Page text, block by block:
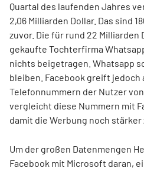
Quartal des laufenden Jahres
2,06 Milliarden Dollar. Das sind
zuvor. Die für rund 22 Milliarden
gekaufte Tochterfirma
nichts beigetragen. Whatsapp
bleiben. Facebook greift jedoch
Telefonnummern der Nutzer
vergleicht diese Nummern mit
damit die Werbung noch stärker
Um der großen Datenmengen
Facebook mit Microsoft daran,